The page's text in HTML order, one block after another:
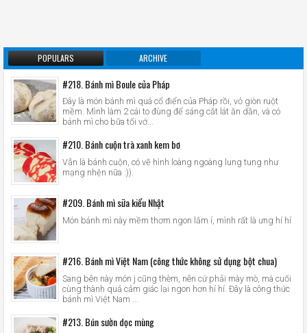
POPULARS ARCHIVE
#218. Bánh mì Boule của Pháp
Đây là món bánh mì quá cổ điển của Pháp rồi, vỏ giòn ruột
mềm. Mình làm 2 cái to đùng để sáng cắt lát ăn dần, và có
bánh mì cho bữa tối vớ...
#210. Bánh cuộn trà xanh kem bơ
Vẫn là bánh cuộn, có vẽ hình loàng ngoàng lung tung như
mạng nhện nữa :)).
#209. Bánh mì sữa kiểu Nhật
Món bánh mì này mềm thơm ngon lắm í, mình rất là ưng hí hí
#216. Bánh mì Việt Nam (công thức không sử dụng bột chua)
Sang bên này món j cũng thèm, nên cứ phải mày mò, mà cuối
cùng thành quả cảm giác lại ngon hơn hí hí. Đây là công thức
bánh mì Việt Nam ...
#213. Bún sườn dọc mùng